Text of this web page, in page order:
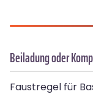
Beiladung oder
Faustregel für